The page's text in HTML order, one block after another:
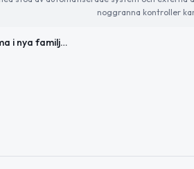
noggranna kontroller
Babblarna-tema i nya familjecentralen i Hagalund